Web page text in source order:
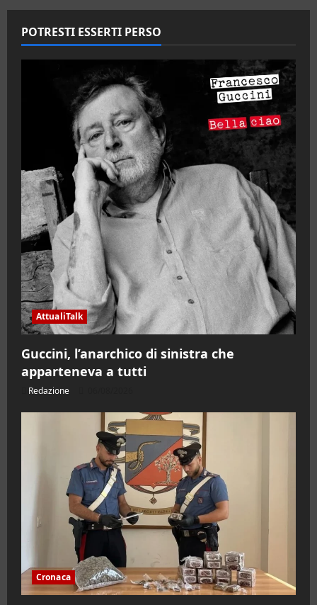
POTRESTI ESSERTI PERSO
AttualiTalk
Guccini, l’anarchico di sinistra che
apparteneva a tutti
Redazione
Cronaca